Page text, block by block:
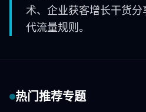
术、企业获客增长干货
代流量规则。
热门推荐专题